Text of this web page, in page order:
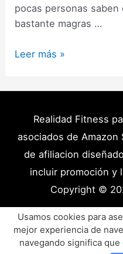
pocas personas
bastante magras …
Verduras
puedes
Leer más »
Realidad Fitness
asociados de Amazon
de afiliacion
incluir promoción y
Copyright ©
Políticas de
Disclaimer Médico
Usamos cookies para
mejor experiencia de
navegando significa